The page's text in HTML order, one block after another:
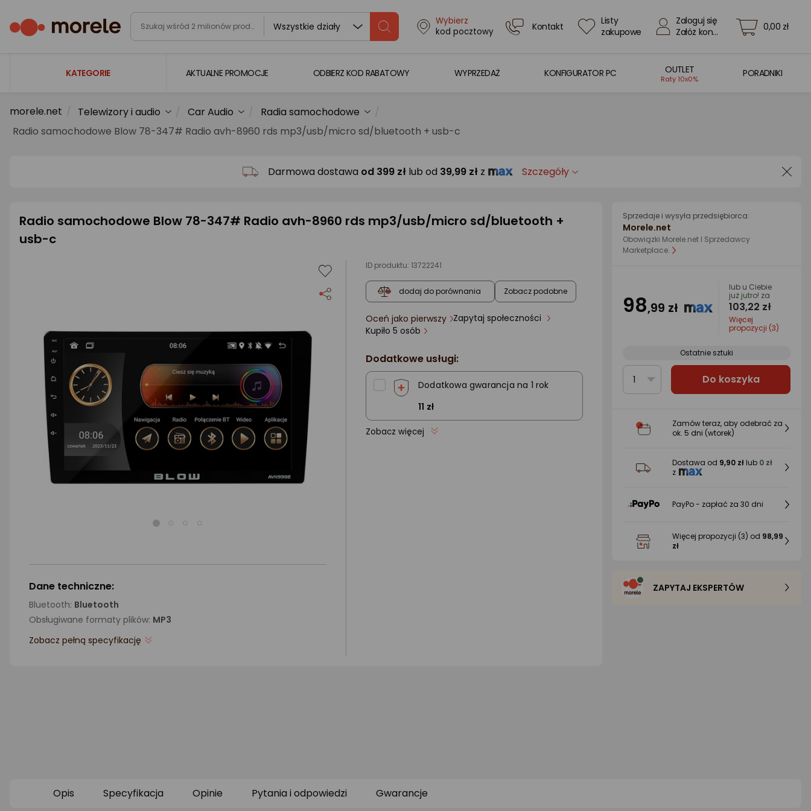
Wszystkie działy
Wybierz
kod pocztowy
Kontakt
Listy
zakupowe
Zaloguj się
Załóż konto
0,00 zł
KATEGORIE
Laptopy
Komputery
Telewizory i audio
Foto i kamery
Biuro i firma
Sport i turystyka
Zabawki i dziecko
Uroda i zdrowie
Supermarket
Strefa marek
AKTUALNE PROMOCJE ODBIERZ KOD RABATOWY WYPRZEDAŻ KONFIGURATOR PC OUTLET
Raty 10x0%
PORADNIKI
morele.net Telewizory i audio Car Audio
Radia samochodowe
Radio samochodowe Blow 78-347# Radio avh-8960 rds mp3/usb/micro sd/bluetooth + usb-c
Darmowa dostawa od 399 zł lub od 39,99 zł z Szczegóły
Radio samochodowe Blow 78-347# Radio avh-8960 rds mp3/usb/micro sd/bluetooth +
usb-c
ID produktu: 13722241
dodaj do porównania Zobacz podobne
ocena
produktu
gwiazdki
Oceń jako pierwszy Zapytaj społeczności
Kupiło 5 osób
Dodatkowe usługi:
Dodatkowa gwarancja na 1 rok
11 zł
Zobacz więcej
Dane techniczne:
Bluetooth: Bluetooth
Obsługiwane formaty plików: MP3
Zobacz pełną specyfikację
Sprzedaje i wysyła przedsiębiorca:
Morele.net
Obowiązki Morele.net I Sprzedawcy
Marketplace.
98,99 zł
lub u Ciebie
już jutro! za
103,22 zł
Więcej
propozycji (3)
Ostatnie sztuki
1 Do koszyka
Zamów teraz, aby odebrać za
ok. 5 dni (wtorek)
Dostawa od 9,90 zł lub 0 zł
z
PayPo - zapłać za 30 dni
Więcej propozycji (3) od 98,99
zł
ZAPYTAJ EKSPERTÓW
Opis Specyfikacja Opinie Pytania i odpowiedzi Gwarancje